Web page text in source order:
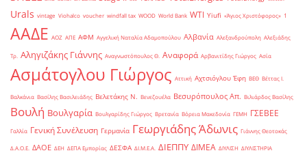
Urals vintage Viohalco voucher windfall tax WOOD World Bank WTI Yiufi «Άγιος Χριστόφορος» ΄1
ΑΑΔΕ ΑΟΖ ΑΠΕ ΑΦΜ Αγγελική Ναταλία Αδαμοπούλου Αλβανία Αλεξανδρούπολη Αλεξιάδης
Τρ. Αληγιζάκης Γιάννης Αναγνωστόπουλος Θ. Αναφορά Αρβανιτίδης Γιώργος Ασία
Ασμάτογλου Γιώργος Αττική Αχτσιόγλου Έφη ΒΕΘ Βέττας Ι.
Βαλκάνια Βασίλης Βασιλειάδης Βελετάκης Ν. Βενεζουέλα Βεσυρόπουλος Απ. Βιλιάρδος Βασίλης
Βουλή Βουλγαρία Βουλγαρίδης Γιώργος Βρετανία Βόρεια Μακεδονία ΓΕΜΗ ΓΣΕΒΕΕ
Γαλλία Γενική Συνέλευση Γερμανία Γεωργιάδης Άδωνις Γιάννης Θεοτοκάς
Δ.Α.Ο.Ε. ΔΑΟΕ ΔΕΗ ΔΕΠΑ Εμπορίας ΔΕΣΦΑ ΔΙ.Μ.Ε.Α. ΔΙΕΠΠΥ ΔΙΜΕΑ ΔΙΥΛΙΣΗ ΔΙΥΛΙΣΤΗΡΙΑ